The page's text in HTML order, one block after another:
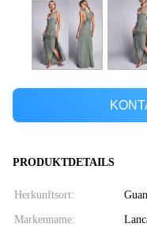
PRODUKTDETAILS
Herkunftsort:
Markenname: